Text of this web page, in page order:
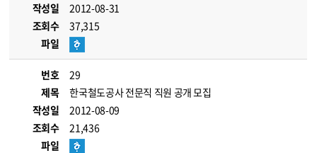
작성일
2012-08-31
조회수
37,315
파일
번호
29
제목
한국철도공사 전문직 직원 공개 모집
작성일
2012-08-09
조회수
21,436
파일